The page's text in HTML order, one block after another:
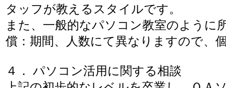
タッフが教えるスタイルです。
また、一般的なパソコン教室のように
償：期間、人数にて異なりますので、
４． パソコン活用に関する相談